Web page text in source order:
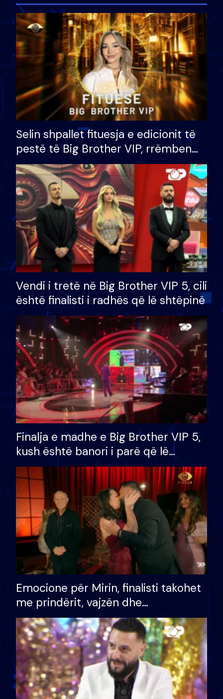
Selin shpallet fituesja e edicionit të
pestë të Big Brother VIP, rrëmben
çmimin e madh prej 100 mijë eurosh
Vendi i tretë në Big Brother VIP 5, cili
është finalisti i radhës që lë shtëpinë
Finalja e madhe e Big Brother VIP 5,
kush është banori i parë që lë
shtëpinë dhe humb mundësinë për
të fituar çmimin e madh
Emocione për Mirin, finalisti takohet
me prindërit, vajzën dhe
bashkëshorten: S’kemi ndonjë letër
divorci apo jo?